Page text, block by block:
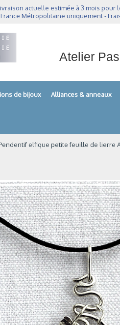
actuelle estimée à 3 mois
France Métropolitaine uniquement -
Atelier
de bijoux Alliances & anneaux
elfique petite feuille de lierre